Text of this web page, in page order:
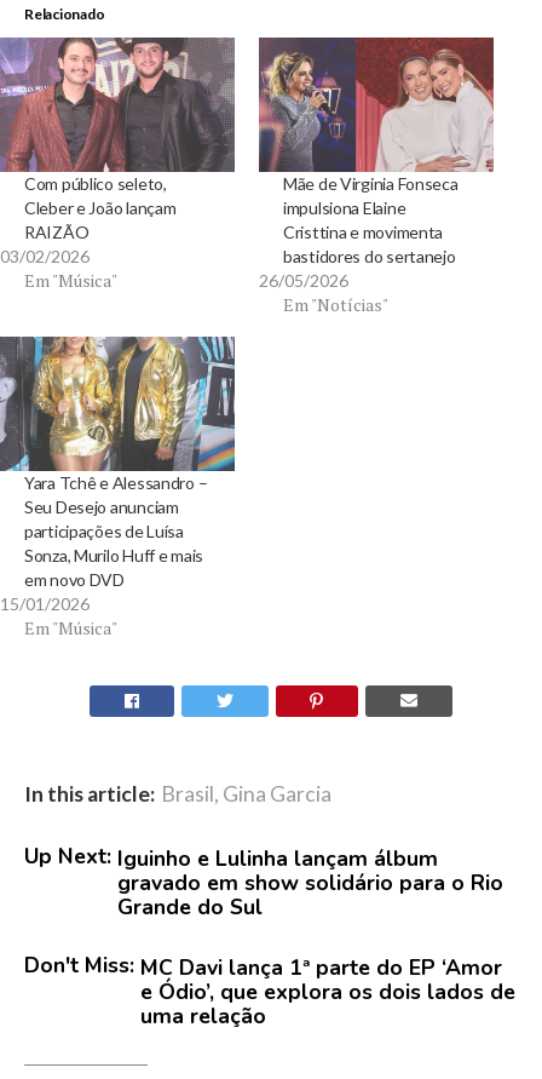
Relacionado
Com público seleto,
Cleber e João lançam
RAIZÃO
03/02/2026
Em "Música"
Mãe de Virginia Fonseca
impulsiona Elaine
Cristtina e movimenta
bastidores do sertanejo
26/05/2026
Em "Notícias"
Yara Tchê e Alessandro –
Seu Desejo anunciam
participações de Luísa
Sonza, Murilo Huff e mais
em novo DVD
15/01/2026
Em "Música"
In this article: Brasil, Gina Garcia
Up Next: Iguinho e Lulinha lançam álbum
gravado em show solidário para o Rio
Grande do Sul
Don't Miss: MC Davi lança 1ª parte do EP ‘Amor
e Ódio’, que explora os dois lados de
uma relação